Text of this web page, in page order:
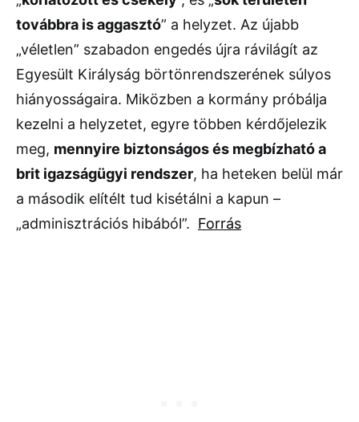
továbbra is aggasztó” a helyzet. Az újabb
„véletlen” szabadon engedés újra rávilágít az
Egyesült Királyság börtönrendszerének súlyos
hiányosságaira. Miközben a kormány próbálja
kezelni a helyzetet, egyre többen kérdőjelezik
meg, mennyire biztonságos és megbízható a
brit igazságügyi rendszer, ha heteken belül már
a második elítélt tud kisétálni a kapun –
„adminisztrációs hibából”. Forrás